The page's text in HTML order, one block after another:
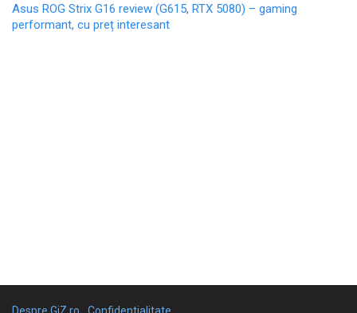
Asus ROG Strix G16 review (G615, RTX 5080) – gaming
performant, cu preț interesant
Despre GiZ.ro Confidentialitate